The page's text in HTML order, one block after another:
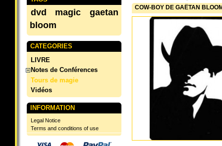
dvd magic
gaetan
bloom
CATEGORIES
LIVRE
Notes de Conférences
Tours de magie
Vidéos
INFORMATION
Legal Notice
Terms and conditions of use
COW-BOY DE GAËTAN